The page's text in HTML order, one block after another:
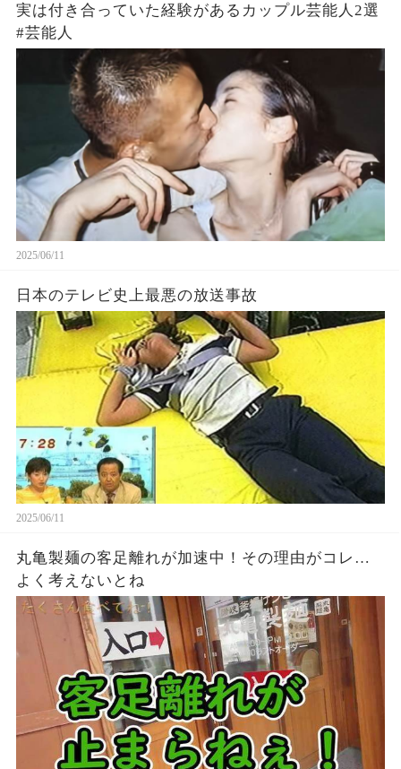
実は付き合っていた経験があるカップル芸能人2選
#芸能人
2025/06/11
日本のテレビ史上最悪の放送事故
2025/06/11
丸亀製麺の客足離れが加速中！その理由がコレ…
よく考えないとね